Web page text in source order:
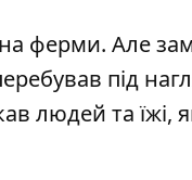
ферми. Але
під
людей та їжі,